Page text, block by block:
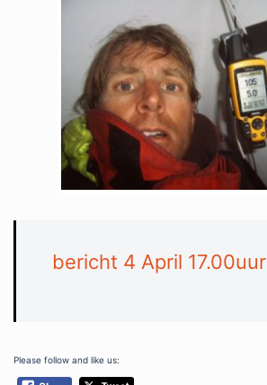
bericht 4 April 17.00uur
Please follow and like us: